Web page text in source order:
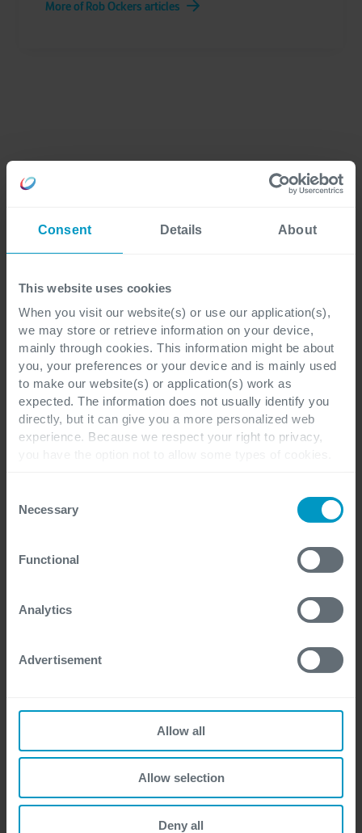
Consent Details About
This website uses cookies
When you visit our website(s) or use our application(s),
we may store or retrieve information on your device,
mainly through cookies. This information might be about
you, your preferences or your device and is mainly used
to make our website(s) or application(s) work as
expected. The information does not usually identify you
directly, but it can give you a more personalized web
experience. Because we respect your right to privacy,
you disable certain cookies, you should be aware that
certain website or application elements may be impacted
services we are able to offer.
Selection
Necessary
Functional
Analytics
Advertisement
Allow all
Allow selection
Deny all
More of Rob Ockers articles
Neem contact op
Voornaam*
Bedrijf*
Telefoonnummer*